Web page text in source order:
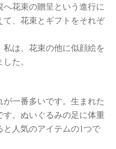
花束の贈呈という進行に
、花束とギフトをそれぞ
は、花束の他に似顔絵を
た。
一番多いです。生まれた
。ぬいぐるみの足に体重
人気のアイテムの1つで